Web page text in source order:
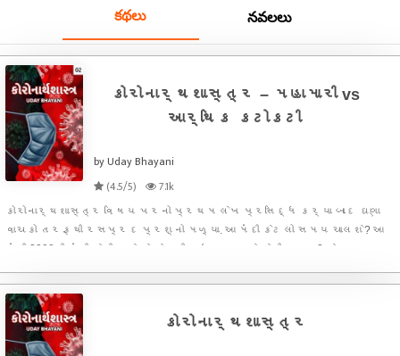
కథలు నవలలు
કોરોનાર્થશાસ્ત્ર – મહામારી vs
આર્થિક કટોકટી
by Uday Bhayani
(4.5/5)
7.1k
કોરોનાર્થશાસ્ત્ર વિષય પરનો પ્રથમ લેખ પ્રસિદ્ધ કર્યા બાદ ઘણા
વાચકો તરફથી રસપ્રદ પ્રશ્નો મળ્યા. આ મંદી કેટલો સમય ચાલશે? આ
મંદી 2008ની મંદી જેવી હશે કે તેનાથી વધુ ખરાબ કે ઓછી ખરાબ? શેરબજાર
કોરોનાર્થશાસ્ત્ર